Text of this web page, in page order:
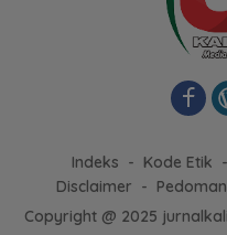
Indeks Kode Etik
Disclaimer
Copyright @ 2025